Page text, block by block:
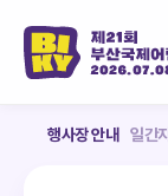
행사장 안내 일간지